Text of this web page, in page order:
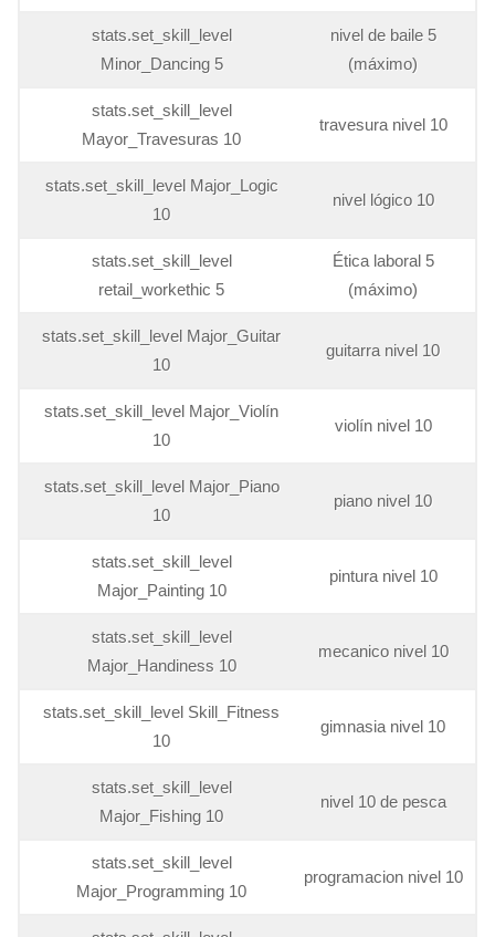
stats.set_skill_level
Minor_Dancing 5
nivel de baile 5
(máximo)
stats.set_skill_level
Mayor_Travesuras 10
travesura nivel 10
stats.set_skill_level Major_Logic
10
nivel lógico 10
stats.set_skill_level
retail_workethic 5
Ética laboral 5
(máximo)
stats.set_skill_level Major_Guitar
10
guitarra nivel 10
stats.set_skill_level Major_Violín
10
violín nivel 10
stats.set_skill_level Major_Piano
10
piano nivel 10
stats.set_skill_level
Major_Painting 10
pintura nivel 10
stats.set_skill_level
Major_Handiness 10
mecanico nivel 10
stats.set_skill_level Skill_Fitness
10
gimnasia nivel 10
stats.set_skill_level
Major_Fishing 10
nivel 10 de pesca
stats.set_skill_level
Major_Programming 10
programacion nivel 10